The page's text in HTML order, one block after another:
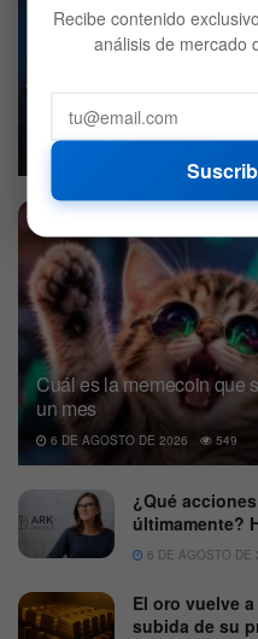
lote de acciones desde su
6 DE AGOSTO DE 2026
Cuál es la memecoin que
un mes
6 DE AGOSTO DE 2026 549
¿Qué
últimamente?
6 DE AGOSTO DE
El oro vuelve
subida de su
Recibe contenido
análisis de mercado